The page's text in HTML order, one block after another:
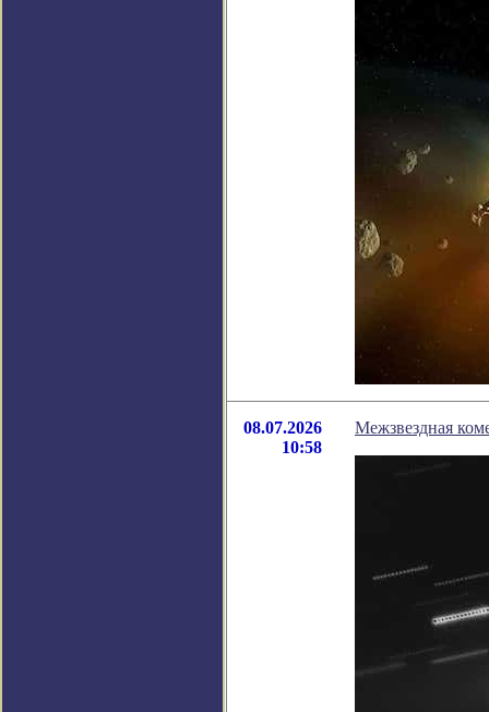
08.07.2026
10:58
Межзвездная